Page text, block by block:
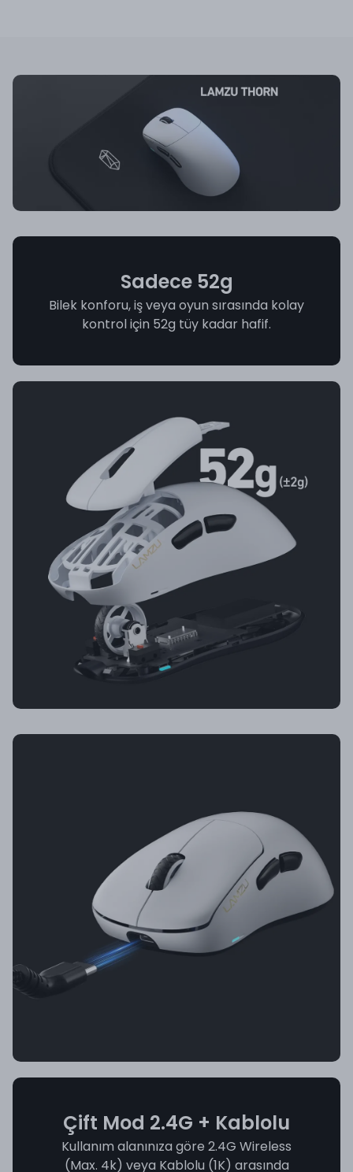
Sadece 52g
Bilek konforu, iş veya oyun sırasında kolay
kontrol için 52g tüy kadar hafif.
Çift Mod 2.4G + Kablolu
Kullanım alanınıza göre 2.4G Wireless
(Max. 4k) veya Kablolu (1K) arasında